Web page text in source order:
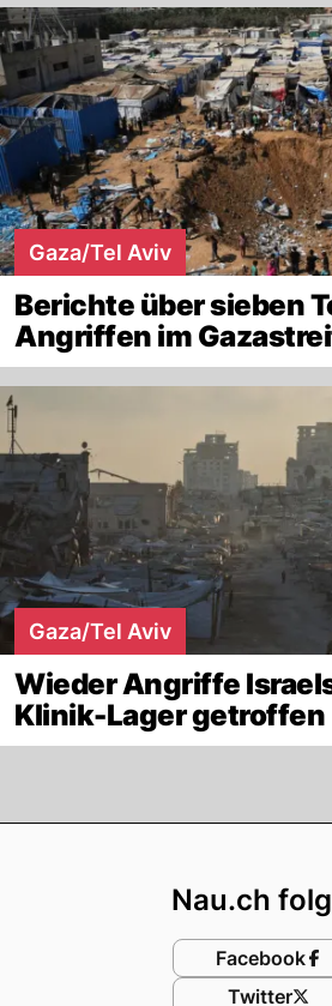
Gaza/Tel Aviv
Berichte über sieben
Angriffen im
Gaza/Tel Aviv
Wieder Angriffe
Klinik-Lager getroffen
Nau.ch
Facebook
Twitter